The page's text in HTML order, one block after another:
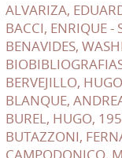
ALVARIZA,
BACCI, ENRIQUE -
BENAVIDES,
BERVEJILLO,
BLANQUE,
BUREL, HUGO,
BUTAZZONI,